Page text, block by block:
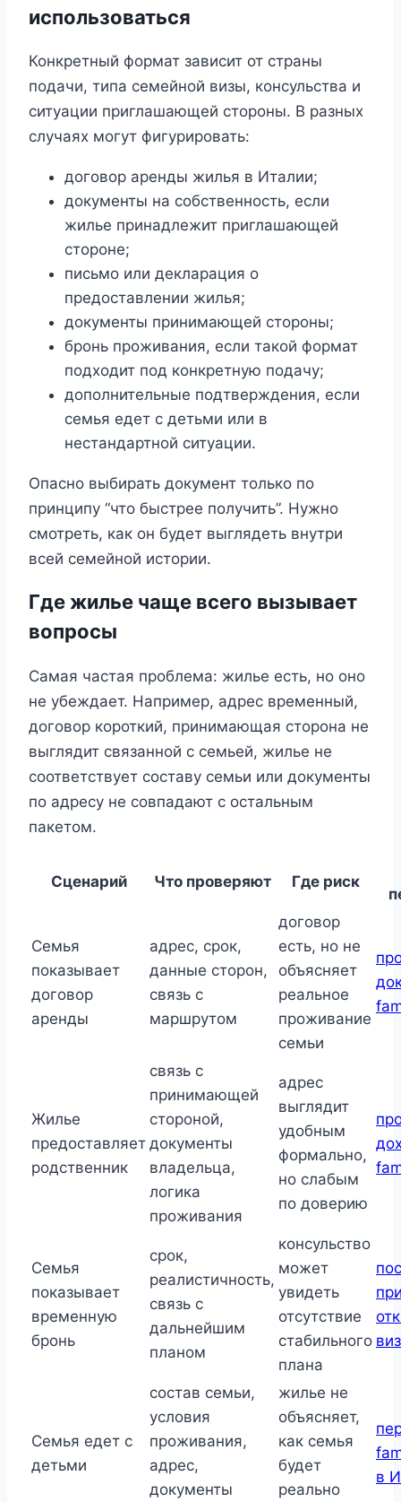
использоваться
Конкретный формат зависит от страны
подачи, типа семейной визы, консульства и
ситуации приглашающей стороны. В разных
случаях могут фигурировать:
договор аренды жилья в Италии;
документы на собственность, если
жилье принадлежит приглашающей
стороне;
письмо или декларация о
предоставлении жилья;
документы принимающей стороны;
бронь проживания, если такой формат
подходит под конкретную подачу;
дополнительные подтверждения, если
семья едет с детьми или в
нестандартной ситуации.
Опасно выбирать документ только по
принципу “что быстрее получить”. Нужно
смотреть, как он будет выглядеть внутри
всей семейной истории.
Где жилье чаще всего вызывает
вопросы
Самая частая проблема: жилье есть, но оно
не убеждает. Например, адрес временный,
договор короткий, принимающая сторона не
выглядит связанной с семьей, жилье не
соответствует составу семьи или документы
по адресу не совпадают с остальным
пакетом.
Сценарий Что проверяют Где риск
Семья
показывает
договор
аренды
адрес, срок,
данные сторон,
связь с
маршрутом
договор
есть, но не
объясняет
реальное
проживание
семьи
Жилье
предоставляет
родственник
связь с
принимающей
стороной,
документы
владельца,
логика
проживания
адрес
выглядит
удобным
формально,
но слабым
по доверию
Семья
показывает
временную
бронь
срок,
реалистичность,
связь с
дальнейшим
планом
консульство
может
увидеть
отсутствие
стабильного
плана
Семья едет с
детьми
состав семьи,
условия
проживания,
адрес,
документы
жилье не
объясняет,
как семья
будет
реально
в